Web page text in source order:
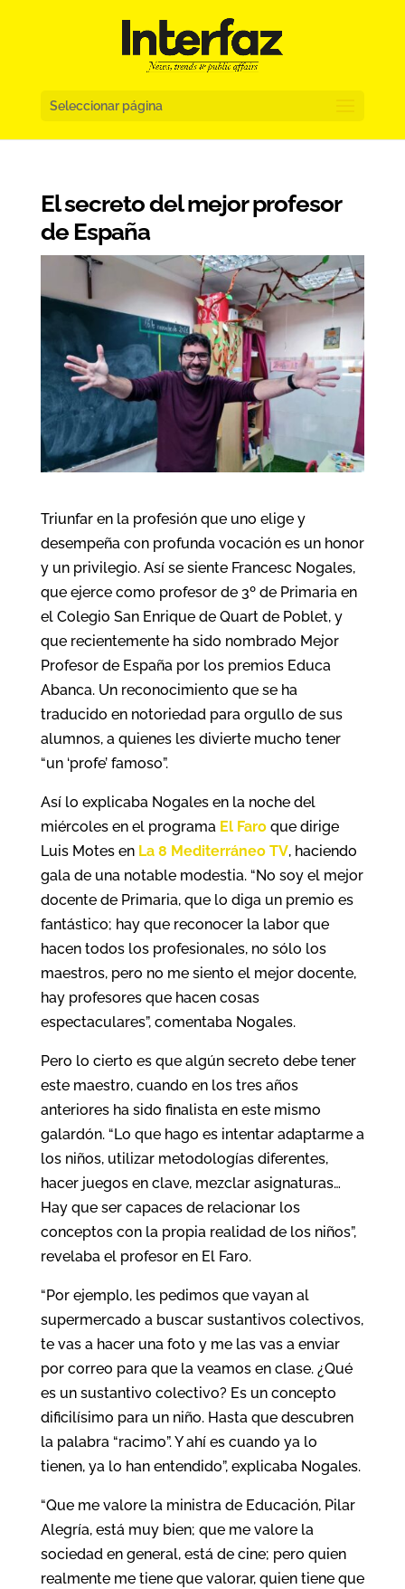
Seleccionar página
El secreto del mejor profesor
de España
Triunfar en la profesión que uno elige y
desempeña con profunda vocación es un honor
y un privilegio. Así se siente Francesc Nogales,
que ejerce como profesor de 3º de Primaria en
el Colegio San Enrique de Quart de Poblet, y
que recientemente ha sido nombrado Mejor
Profesor de España por los premios Educa
Abanca. Un reconocimiento que se ha
traducido en notoriedad para orgullo de sus
alumnos, a quienes les divierte mucho tener
“un ‘profe’ famoso”.
Así lo explicaba Nogales en la noche del
miércoles en el programa El Faro que dirige
Luis Motes en La 8 Mediterráneo TV, haciendo
gala de una notable modestia. “No soy el mejor
docente de Primaria, que lo diga un premio es
fantástico; hay que reconocer la labor que
hacen todos los profesionales, no sólo los
maestros, pero no me siento el mejor docente,
hay profesores que hacen cosas
espectaculares”, comentaba Nogales.
Pero lo cierto es que algún secreto debe tener
este maestro, cuando en los tres años
anteriores ha sido finalista en este mismo
galardón. “Lo que hago es intentar adaptarme a
los niños, utilizar metodologías diferentes,
hacer juegos en clave, mezclar asignaturas…
Hay que ser capaces de relacionar los
conceptos con la propia realidad de los niños”,
revelaba el profesor en El Faro.
“Por ejemplo, les pedimos que vayan al
supermercado a buscar sustantivos colectivos,
te vas a hacer una foto y me las vas a enviar
por correo para que la veamos en clase. ¿Qué
es un sustantivo colectivo? Es un concepto
dificilísimo para un niño. Hasta que descubren
la palabra “racimo”. Y ahí es cuando ya lo
tienen, ya lo han entendido”, explicaba Nogales.
“Que me valore la ministra de Educación, Pilar
Alegría, está muy bien; que me valore la
sociedad en general, está de cine; pero quien
realmente me tiene que valorar, quien tiene que